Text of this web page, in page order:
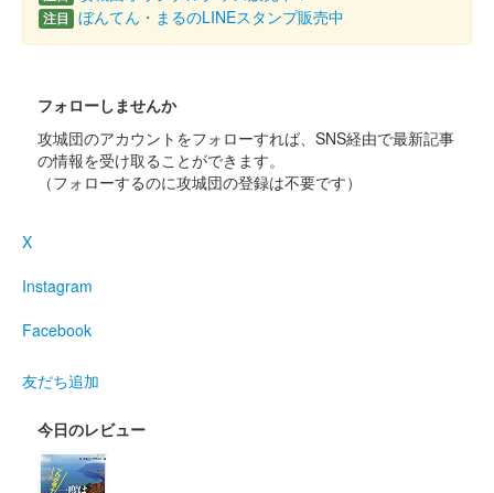
江戸城 御城印 切絵版 白紙
江戸城 御城印 切絵版 金紙
200枚限定。にっぽん城まつりの会場でも販売された。
江戸城 御城印
江戸城 御城印
200枚限定。にっぽん城まつりの会場でも販売された。
注目 ぼんてん・まるのLINEスタンプ販売中
フォローしませんか
攻城団のアカウントをフォローすれば、SNS経由で最新記事
の情報を受け取ることができます。
（フォローするのに攻城団の登録は不要です）
X
Instagram
Facebook
友だち追加
今日のレビュー